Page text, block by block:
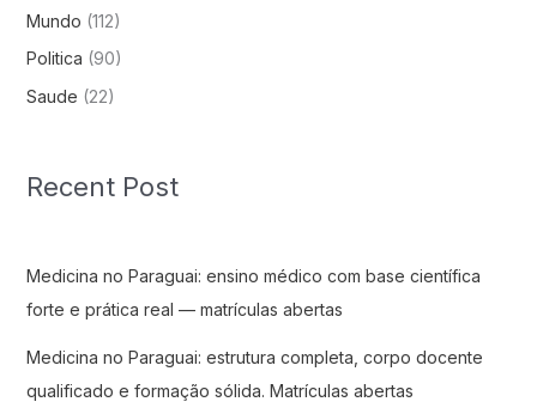
Mundo (112)
Politica (90)
Saude (22)
Recent Post
Medicina no Paraguai: ensino médico com base científica
forte e prática real — matrículas abertas
Medicina no Paraguai: estrutura completa, corpo docente
qualificado e formação sólida. Matrículas abertas